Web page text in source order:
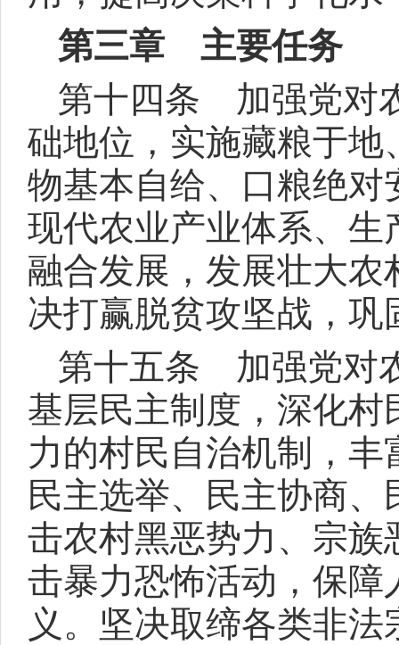
第三章 主要任务
第十四条 加强党对
础地位，实施藏粮于
物基本自给、口粮绝
现代农业产业体系、
融合发展，发展壮大
决打赢脱贫攻坚战，
第十五条 加强党对
基层民主制度，深化
力的村民自治机制，
民主选举、民主协商
击农村黑恶势力、宗
击暴力恐怖活动，保
义。坚决取缔各类非